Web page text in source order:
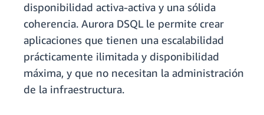
disponibilidad activa-activa y una sólida
coherencia. Aurora DSQL le permite crear
aplicaciones que tienen una escalabilidad
prácticamente ilimitada y disponibilidad
máxima, y que no necesitan la administración
de la infraestructura.